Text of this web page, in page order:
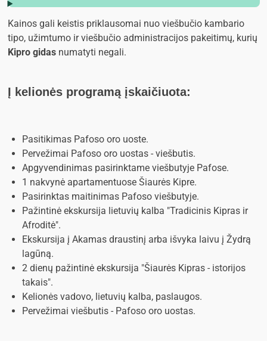
Kainos gali keistis priklausomai nuo viešbučio kambario
tipo, užimtumo ir viešbučio administracijos pakeitimų, kurių
Kipro gidasnumatyti negali.
Į kelionės programą įskaičiuota:
Pasitikimas Pafoso oro uoste.
Pervežimai Pafoso oro uostas - viešbutis.
Apgyvendinimas pasirinktame viešbutyje Pafose.
1 nakvynė apartamentuose Šiaurės Kipre.
Pasirinktas maitinimas Pafoso viešbutyje.
Pažintinė ekskursija lietuvių kalba "Tradicinis Kipras ir
Afroditė".
Ekskursija į Akamas draustinį arba išvyka laivu į Žydrą
lagūną.
2 dienų pažintinė ekskursija "Šiaurės Kipras - istorijos
takais".
Kelionės vadovo, lietuvių kalba, paslaugos.
Pervežimai viešbutis - Pafoso oro uostas.